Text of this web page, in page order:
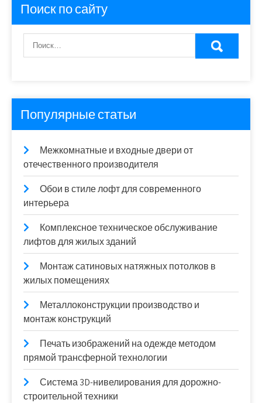
Поиск по сайту
Популярные статьи
Межкомнатные и входные двери от
отечественного производителя
Обои в стиле лофт для современного
интерьера
Комплексное техническое обслуживание
лифтов для жилых зданий
Монтаж сатиновых натяжных потолков в
жилых помещениях
Металлоконструкции производство и
монтаж конструкций
Печать изображений на одежде методом
прямой трансферной технологии
Система 3D-нивелирования для дорожно-
строительной техники